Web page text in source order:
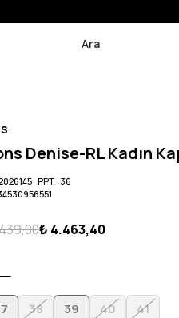
Denise-RL Kadın
₺ 4.463,40
38 39 40 41